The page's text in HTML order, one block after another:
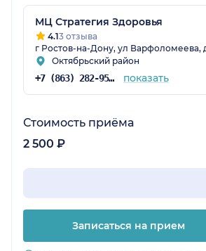
МЦ Стратегия Здоровья
4.13 отзыва
г Ростов-на-Дону, ул Варфоломеева,
Октябрьский район
+7 (863) 282-95-75 показать
Стоимость приёма
2 500 ₽
Записаться на прием